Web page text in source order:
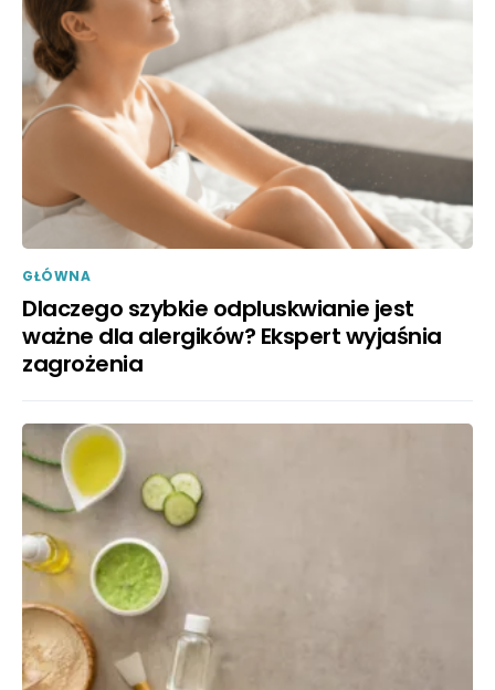
GŁÓWNA
Dlaczego szybkie odpluskwianie jest
ważne dla alergików? Ekspert wyjaśnia
zagrożenia